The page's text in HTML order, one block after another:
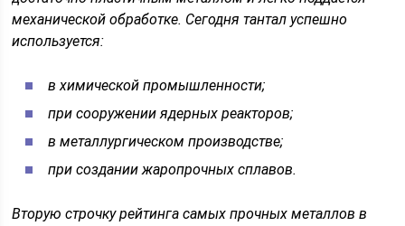
механической обработке. Сегодня тантал успешно
используется:
в химической промышленности;
при сооружении ядерных реакторов;
в металлургическом производстве;
при создании жаропрочных сплавов.
Вторую строчку рейтинга самых прочных металлов в